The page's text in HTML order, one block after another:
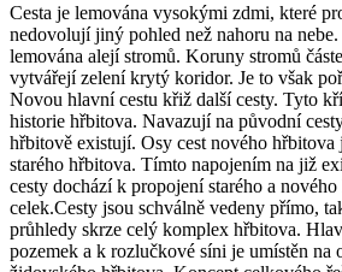
Cesta je lemována vysokými zdmi, které
nedovolují jiný pohled než nahoru na nebe.
lemována alejí stromů. Koruny stromů
vytvářejí zelení krytý koridor. Je to však
Novou hlavní cestu křiž další cesty. Tyto
historie hřbitova. Navazují na původní
hřbitově existují. Osy cest nového hřbitova
starého hřbitova. Tímto napojením na již
cesty dochází k propojení starého a
celek.Cesty jsou schválně vedeny přímo,
průhledy skrze celý komplex hřbitova.
pozemek a k rozlučkové síni je umístěn na